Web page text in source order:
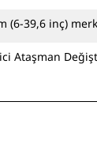
(6-39,6 inç)
Ataşman